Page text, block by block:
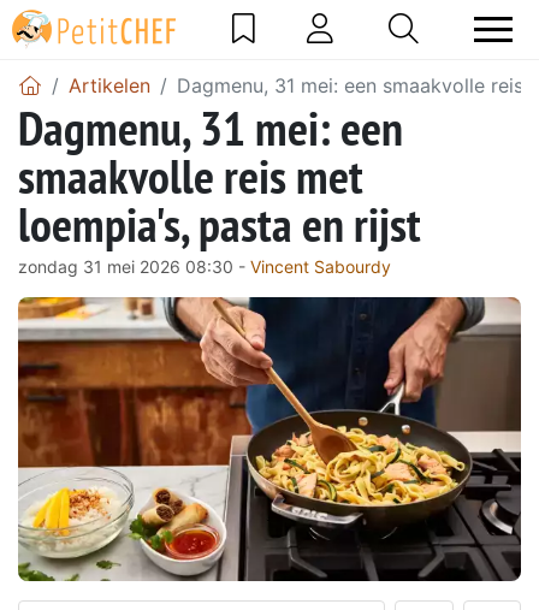
Artikelen Dagmenu, 31 mei: een smaakvolle
Dagmenu, 31 mei: een
smaakvolle reis met
loempia's, pasta en rijst
zondag 31 mei 2026 08:30 - Vincent Sabourdy